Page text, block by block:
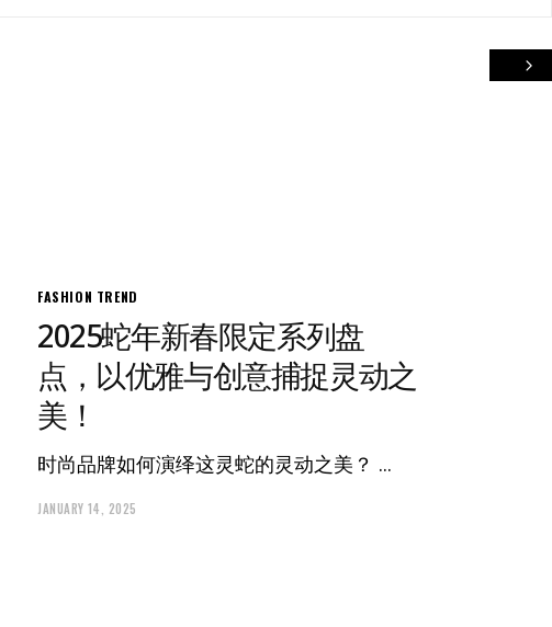
FASHION TREND
2025蛇年新春限定系列盘
点，以优雅与创意捕捉灵动之
美！
时尚品牌如何演绎这灵蛇的灵动之美？
JANUARY 14, 2025